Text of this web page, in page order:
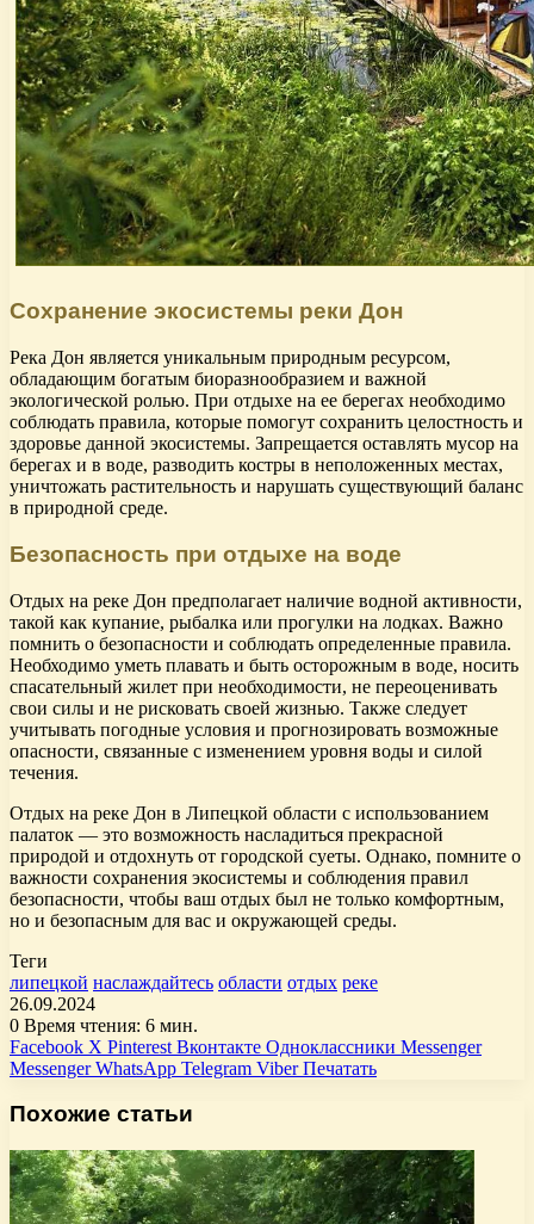
Сохранение экосистемы реки Дон
Река Дон является уникальным природным ресурсом,
обладающим богатым биоразнообразием и важной
экологической ролью. При отдыхе на ее берегах необходимо
соблюдать правила, которые помогут сохранить целостность и
здоровье данной экосистемы. Запрещается оставлять мусор на
берегах и в воде, разводить костры в неположенных местах,
уничтожать растительность и нарушать существующий баланс
в природной среде.
Безопасность при отдыхе на воде
Отдых на реке Дон предполагает наличие водной активности,
такой как купание, рыбалка или прогулки на лодках. Важно
помнить о безопасности и соблюдать определенные правила.
Необходимо уметь плавать и быть осторожным в воде, носить
спасательный жилет при необходимости, не переоценивать
свои силы и не рисковать своей жизнью. Также следует
учитывать погодные условия и прогнозировать возможные
опасности, связанные с изменением уровня воды и силой
течения.
Отдых на реке Дон в Липецкой области с использованием
палаток — это возможность насладиться прекрасной
природой и отдохнуть от городской суеты. Однако, помните о
важности сохранения экосистемы и соблюдения правил
безопасности, чтобы ваш отдых был не только комфортным,
но и безопасным для вас и окружающей среды.
Теги
липецкой наслаждайтесь области отдых реке
26.09.2024
0 Время чтения: 6 мин.
Facebook X Pinterest Вконтакте Одноклассники Messenger
Messenger WhatsApp Telegram Viber Печатать
Похожие статьи